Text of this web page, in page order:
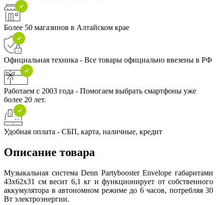
Более 50 магазинов в Алтайском крае
Официальная техника - Все товары официально ввезены в РФ
Работаем с 2003 года - Помогаем выбрать смартфоны уже
более 20 лет.
Удобная оплата - СБП, карта, наличные, кредит
Описание товара
Музыкальная система Denn Partybooster Envelope габаритами
43х62х31 см весит 6,1 кг и функционирует от собственного
аккумулятора в автономном режиме до 6 часов, потребляя 30
Вт электроэнергии.